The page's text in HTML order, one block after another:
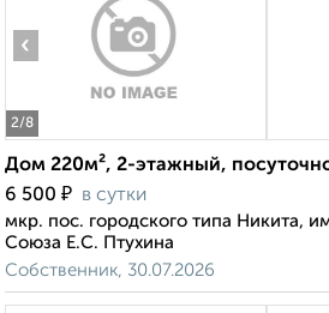
2/8
‹
Дом 220м², 2-этажный,
6 500 ₽ в сутки
мкр. пос. городского типа Никита,
Союза Е.С. Птухина
Собственник, 30.07.2026